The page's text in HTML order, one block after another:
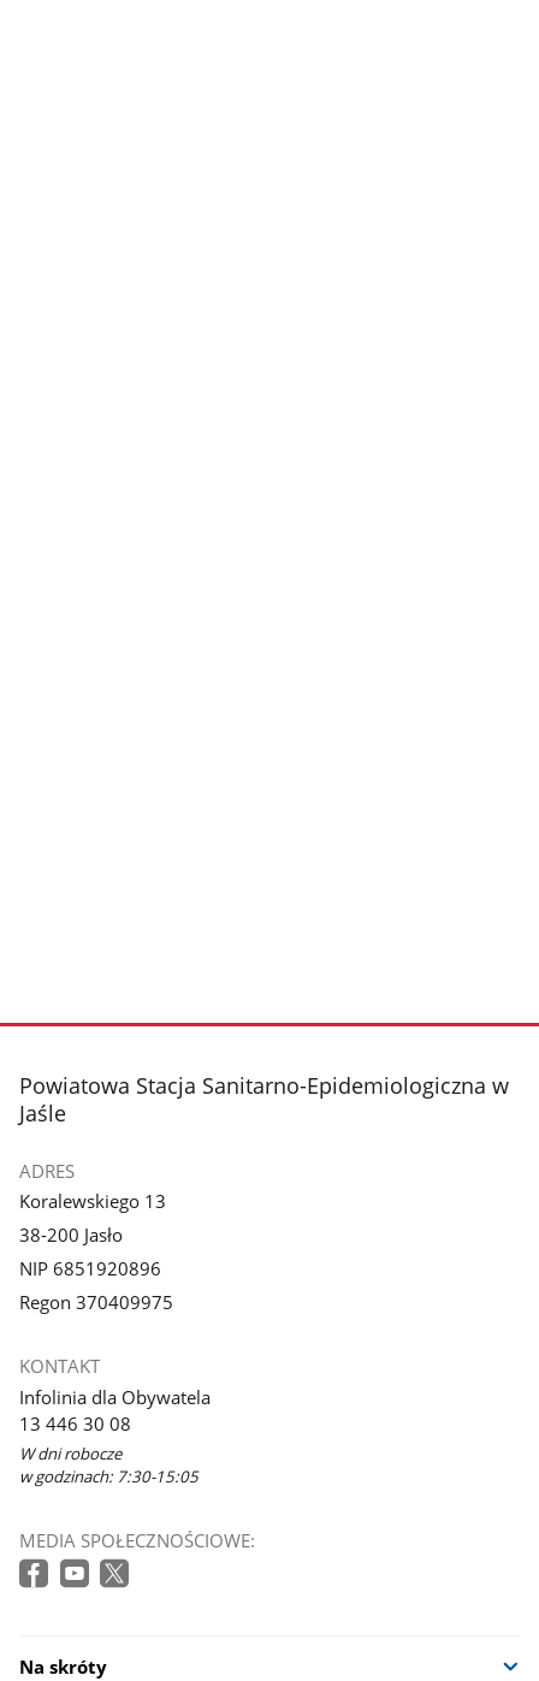
stopka
Powiatowa Stacja Sanitarno-Epidemiologiczna w
Jaśle
ADRES
Koralewskiego 13
38-200 Jasło
NIP 6851920896
Regon 370409975
KONTAKT
Infolinia dla Obywatela
13 446 30 08
W dni robocze
w godzinach: 7:30-15:05
MEDIA SPOŁECZNOŚCIOWE:
Na skróty